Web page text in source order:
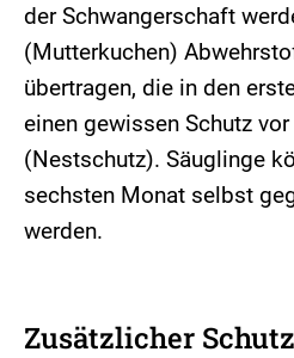
der Schwangerschaft
(Mutterkuchen)
übertragen, die in den
einen gewissen Schutz
(Nestschutz). Säuglinge
sechsten Monat selbst
werden.
Zusätzlicher